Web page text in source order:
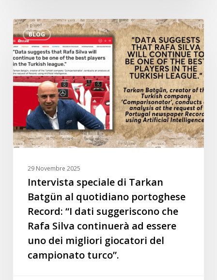
BLOG
Intervista
speciale
di
Tarkan
Batgün
al
quotidiano
portoghese
Record:
“I
continuerà
essere
29 Novembre 2025
Intervista speciale di Tarkan
Batgün al quotidiano portoghese
Record: “I dati suggeriscono che
Rafa Silva continuerà ad essere
uno dei migliori giocatori del
campionato turco”.